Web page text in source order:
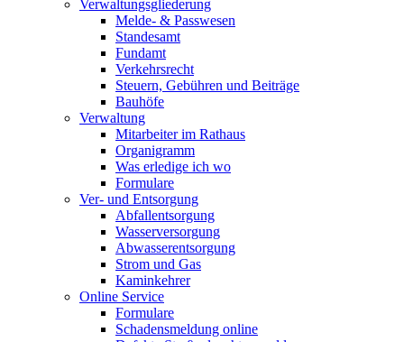
Verwaltungsgliederung
Melde- & Passwesen
Standesamt
Fundamt
Verkehrsrecht
Steuern, Gebühren und Beiträge
Bauhöfe
Verwaltung
Mitarbeiter im Rathaus
Organigramm
Was erledige ich wo
Formulare
Ver- und Entsorgung
Abfallentsorgung
Wasserversorgung
Abwasserentsorgung
Strom und Gas
Kaminkehrer
Online Service
Formulare
Schadensmeldung online